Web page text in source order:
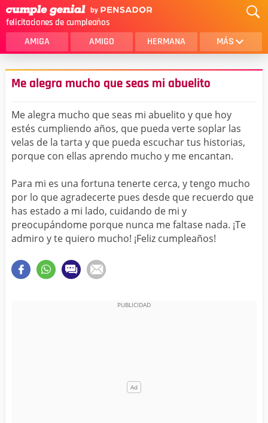
felicitaciones de cumpleaños
AMIGA AMIGO HERMANA MÁS
MAMA
AMOR
SOBRINA
HIJA
HERMANO
HIJO
PAPA
HOMBRE
TIA
CUÑADA
ALGUIEN ESPECIAL
PRIMO
TODAS LAS CATEGORÍAS
Me alegra mucho que seas mi abuelito
Me alegra mucho que seas mi abuelito y que hoy
estés cumpliendo años, que pueda verte soplar las
velas de la tarta y que pueda escuchar tus historias,
porque con ellas aprendo mucho y me encantan.
Para mi es una fortuna tenerte cerca, y tengo mucho
por lo que agradecerte pues desde que recuerdo que
has estado a mi lado, cuidando de mi y
preocupándome porque nunca me faltase nada. ¡Te
admiro y te quiero mucho! ¡Feliz cumpleaños!